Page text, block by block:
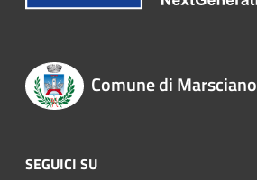
Comune di Marsciano
SEGUICI SU